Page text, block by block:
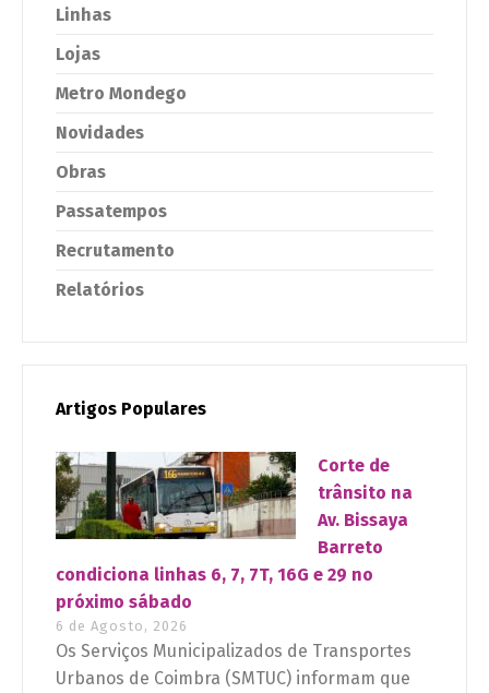
Linhas
Lojas
Metro Mondego
Novidades
Obras
Passatempos
Recrutamento
Relatórios
Artigos Populares
Corte de
trânsito na
Av. Bissaya
Barreto
condiciona linhas 6, 7, 7T, 16G e 29 no
próximo sábado
6 de Agosto, 2026
Os Serviços Municipalizados de Transportes
Urbanos de Coimbra (SMTUC) informam que